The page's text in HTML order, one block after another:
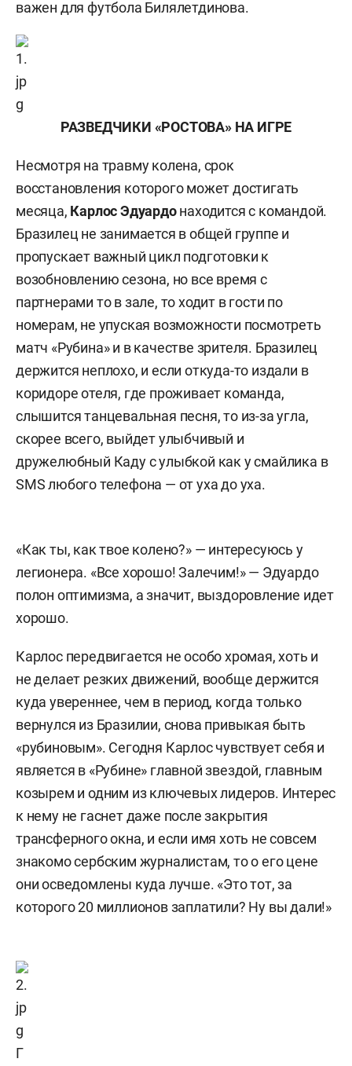
важен для футбола Билялетдинова.
РАЗВЕДЧИКИ «РОСТОВА» НА ИГРЕ
Несмотря на травму колена, срок
восстановления которого может достигать
месяца, Карлос Эдуардонаходится с командой.
Бразилец не занимается в общей группе и
пропускает важный цикл подготовки к
возобновлению сезона, но все время с
партнерами то в зале, то ходит в гости по
номерам, не упуская возможности посмотреть
матч «Рубина» и в качестве зрителя. Бразилец
держится неплохо, и если откуда-то издали в
коридоре отеля, где проживает команда,
слышится танцевальная песня, то из-за угла,
скорее всего, выйдет улыбчивый и
дружелюбный Каду с улыбкой как у смайлика в
SMS любого телефона — от уха до уха.
«Как ты, как твое колено?» — интересуюсь у
легионера. «Все хорошо! Залечим!» — Эдуардо
полон оптимизма, а значит, выздоровление идет
хорошо.
Карлос передвигается не особо хромая, хоть и
не делает резких движений, вообще держится
куда увереннее, чем в период, когда только
вернулся из Бразилии, снова привыкая быть
«рубиновым». Сегодня Карлос чувствует себя и
является в «Рубине» главной звездой, главным
козырем и одним из ключевых лидеров. Интерес
к нему не гаснет даже после закрытия
трансферного окна, и если имя хоть не совсем
знакомо сербским журналистам, то о его цене
они осведомлены куда лучше. «Это тот, за
которого 20 миллионов заплатили? Ну вы дали!»
Г